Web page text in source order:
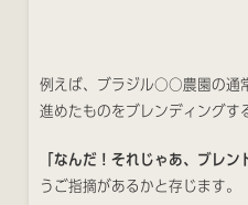
例えば、ブラジル○○農園の通
進めたものをブレンディングす
「なんだ！それじゃあ、ブレン
うご指摘があるかと存じます。